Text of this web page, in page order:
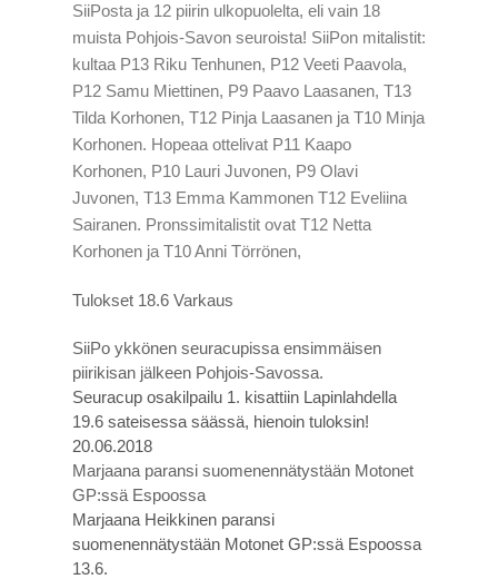
SiiPosta ja 12 piirin ulkopuolelta, eli vain 18
muista Pohjois-Savon seuroista! SiiPon mitalistit:
kultaa P13 Riku Tenhunen, P12 Veeti Paavola,
P12 Samu Miettinen, P9 Paavo Laasanen, T13
Tilda Korhonen, T12 Pinja Laasanen ja T10 Minja
Korhonen. Hopeaa ottelivat P11 Kaapo
Korhonen, P10 Lauri Juvonen, P9 Olavi
Juvonen, T13 Emma Kammonen T12 Eveliina
Sairanen. Pronssimitalistit ovat T12 Netta
Korhonen ja T10 Anni Törrönen,
Tulokset 18.6 Varkaus
SiiPo ykkönen seuracupissa ensimmäisen
piirikisan jälkeen Pohjois-Savossa.
Seuracup osakilpailu 1. kisattiin Lapinlahdella
19.6 sateisessa säässä, hienoin tuloksin!
20.06.2018
Marjaana paransi suomenennätystään Motonet
GP:ssä Espoossa
Marjaana Heikkinen paransi
suomenennätystään Motonet GP:ssä Espoossa
13.6.